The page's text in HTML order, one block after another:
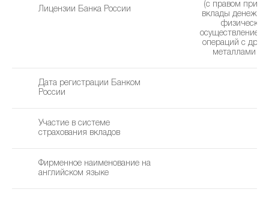
Лицензии Банка России
(с правом
вклады
осуществление
операций с
металлами
Дата регистрации Банком
России
Участие в системе
страхования вкладов
Фирменное наименование на
английском языке